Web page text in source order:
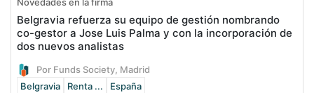
Belgravia refuerza su equipo de gestión nombrando
co-gestor a Jose Luis Palma y con la incorporación de
dos nuevos analistas
Por Funds Society, Madrid
Belgravia
Renta ... España